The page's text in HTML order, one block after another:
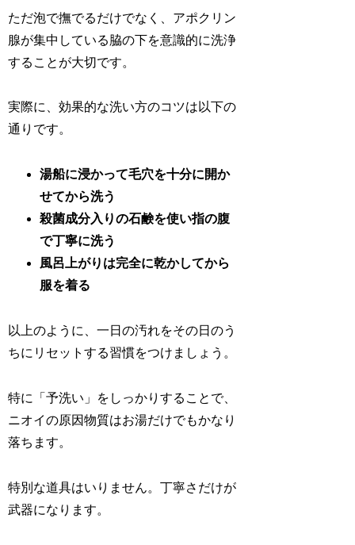
ただ泡で撫でるだけでなく、アポクリン
腺が集中している脇の下を意識的に洗浄
することが大切です。
実際に、効果的な洗い方のコツは以下の
通りです。
湯船に浸かって毛穴を十分に開か
せてから洗う
殺菌成分入りの石鹸を使い指の腹
で丁寧に洗う
風呂上がりは完全に乾かしてから
服を着る
以上のように、一日の汚れをその日のう
ちにリセットする習慣をつけましょう。
特に「予洗い」をしっかりすることで、
ニオイの原因物質はお湯だけでもかなり
落ちます。
特別な道具はいりません。丁寧さだけが
武器になります。